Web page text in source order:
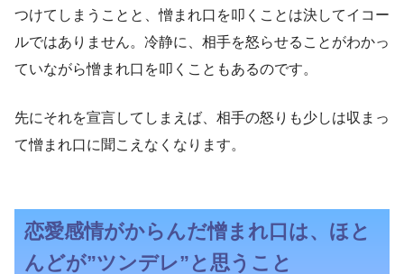
つけてしまうことと、憎まれ口を叩くことは決してイコー
ルではありません。冷静に、相手を怒らせることがわかっ
ていながら憎まれ口を叩くこともあるのです。
先にそれを宣言してしまえば、相手の怒りも少しは収まっ
て憎まれ口に聞こえなくなります。
恋愛感情がからんだ憎まれ口は、ほと
んどが”ツンデレ”と思うこと